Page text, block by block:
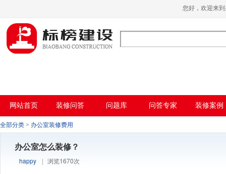
哈密瓜视频,哈密瓜视频app,哈密瓜视频下
载,哈密瓜视频app下载安装
您好，欢迎
网站首页 装修问答 问题库 问答专家 装修案例
全部分类 > 办公室装修费用
办公室怎么装修？
happy
| 浏览1670次